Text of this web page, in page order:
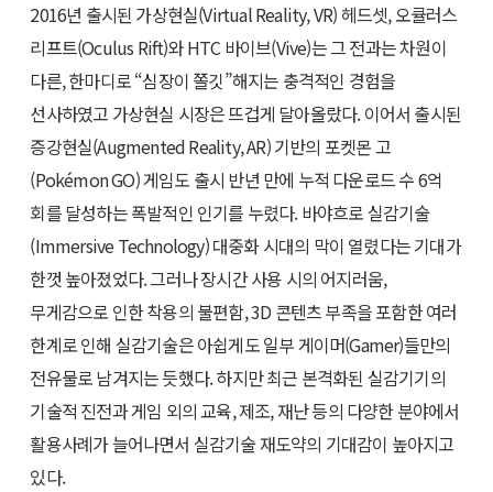
2016년 출시된 가상현실(Virtual Reality, VR) 헤드셋, 오큘러스
리프트(Oculus Rift)와 HTC 바이브(Vive)는 그 전과는 차원이
다른, 한마디로 “심장이 쫄깃”해지는 충격적인 경험을
선사하였고 가상현실 시장은 뜨겁게 달아올랐다. 이어서 출시된
증강현실(Augmented Reality, AR) 기반의 포켓몬 고
(Pokémon GO) 게임도 출시 반년 만에 누적 다운로드 수 6억
회를 달성하는 폭발적인 인기를 누렸다. 바야흐로 실감기술
(Immersive Technology) 대중화 시대의 막이 열렸다는 기대가
한껏 높아졌었다. 그러나 장시간 사용 시의 어지러움,
무게감으로 인한 착용의 불편함, 3D 콘텐츠 부족을 포함한 여러
한계로 인해 실감기술은 아쉽게도 일부 게이머(Gamer)들만의
전유물로 남겨지는 듯했다. 하지만 최근 본격화된 실감기기의
기술적 진전과 게임 외의 교육, 제조, 재난 등의 다양한 분야에서
활용사례가 늘어나면서 실감기술 재도약의 기대감이 높아지고
있다.